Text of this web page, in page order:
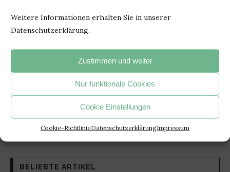
Weitere Informationen erhalten Sie in unserer
Datenschutzerklärung.
Zustimmen und weiter
Nur funktionale Cookies
Cookie Einstellungen
Cookie-RichtlinieDatenschutzerklärungImpressum
"Jedesmal, wenn du ein Buch fortgelegt hast und beginnst, den
Faden eigener Gedanken zu spinnen, hat das Buch seinen
beabsichtigten Zweck erreicht".
- Janusz Korczak –
BELIEBTE ARTIKEL